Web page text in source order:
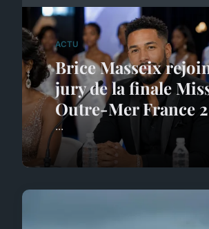
ACTU
Brice Masseix
jury de la finale
Outre-Mer France
...